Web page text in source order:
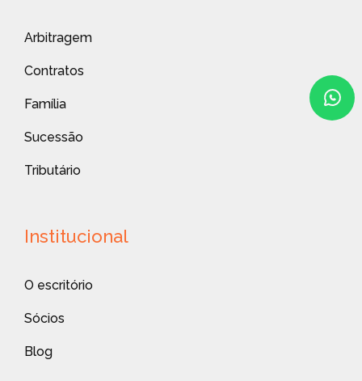
Arbitragem
Contratos
Família
Sucessão
Tributário
Institucional
O escritório
Sócios
Blog